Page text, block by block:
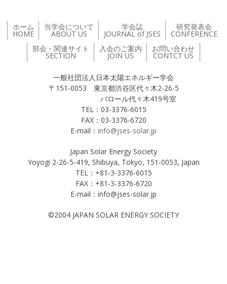
ホーム
HOME
当学会について
ABOUT US
学会誌
JOURNAL of JSES
研究発表会
CONFERENCE
部会・関連サイト
SECTION
入会のご案内
JOIN US
お問い合わせ
CONTCT US
一般社団法人日本太陽エネルギー学会
〒151-0053 東京都渋谷区代々木2-26-5
バロール代々木419号室
TEL：03-3376-6015
FAX：03-3376-6720
E-mail： info@jses-solar.jp
Japan Solar Energy Society
Yoyogi 2-26-5-419, Shibuya, Tokyo, 151-0053, Japan
TEL：+81-3-3376-6015
FAX：+81-3-3376-6720
E-mail：info@jses-solar.jp
©2004 JAPAN SOLAR ENERGY SOCIETY